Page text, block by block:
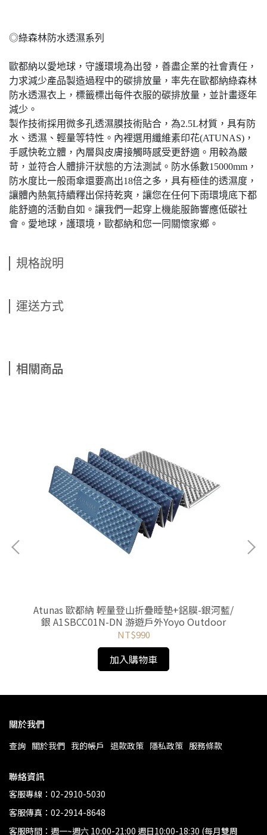
◎綠森林防水透濕系列
歐都納以愛地球，守護環境為出發，善盡企業的社會責任，
力求減少產品製造過程中的碳排放量，率先在歐都納綠森林
防水透濕衣上，標籤標出每件衣服的碳排放量，並計畫逐年
減少。
製作技術採用微多孔透濕膜技術貼合，為2.5L材質，具有防
水、透濕、輕量等特性。內裡選用纖維素印花(ATUNAS)，
手感快乾立體，內層與皮膚接觸時感受更舒適。用較為嚴
苛，並符合人體排汗狀態的方法測試。防水係數15000mm，
防水度比一般雨傘還要高出18倍之多，具有極佳的透濕度，
讓體內熱氣持續釋出保持乾爽，讓您在任何下雨環境底下都
能舒適的活動自如。讓我們一起穿上機能服飾響應低碳社
會。愛地球，護環境，歐都納和您一同關懷家鄉。
規格說明
運送方式
相關商品
Atunas 歐都納 輕量登山折疊睡墊+鋁膜-銀河藍/
銀 A1SBCC01N-DN 游遊戶外Yoyo Outdoor
NT$990
加入購物車
關於我們
查詢 關於我們 我的帳戶 退款政策 隱私政策 服務條款
聯絡資訊
客服專線：02-2910-5030
客服傳真：02-2914-8648
客服時間：週一~週六 10:00-21:00 週日10:00-18:30 (每月雙周